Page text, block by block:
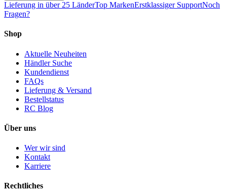
Lieferung in über 25 LänderTop MarkenErstklassiger SupportNoch
Fragen?
Shop
Aktuelle Neuheiten
Händler Suche
Kundendienst
FAQs
Lieferung & Versand
Bestellstatus
RC Blog
Über uns
Wer wir sind
Kontakt
Karriere
Rechtliches